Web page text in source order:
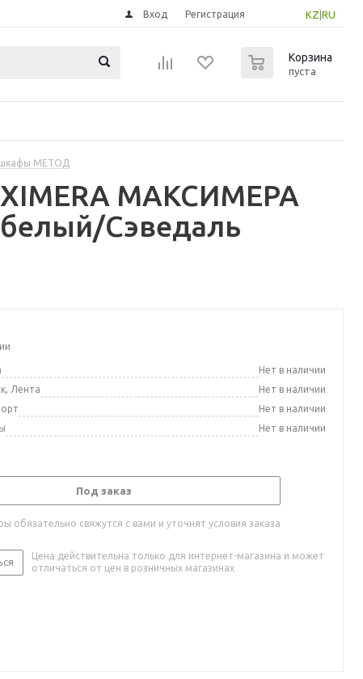
KZ RU
Вход Регистрация
Корзина
пуста
шкафы МЕТОД
МАКСИМЕРА
Сэведаль
Нет в наличии
Лента
Нет в наличии
Нет в наличии
Нет в наличии
Под заказ
обязательно свяжутся с вами и уточнят условия заказа
Цена действительна только для интернет-магазина и может
отличаться от цен в розничных магазинах